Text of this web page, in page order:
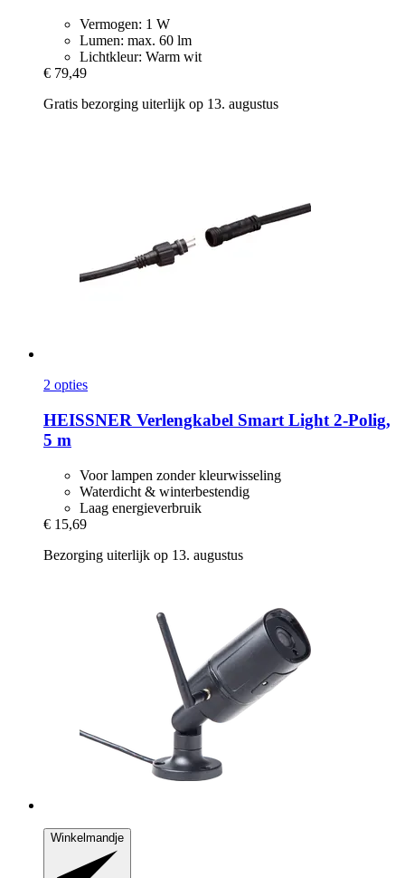
Vermogen: 1 W
Lumen: max. 60 lm
Lichtkleur: Warm wit
€ 79,49
Gratis bezorging uiterlijk op 13. augustus
2 opties
HEISSNER Verlengkabel Smart Light 2-​Polig,
5 m
Voor lampen zonder kleurwisseling
Waterdicht & winterbestendig
Laag energieverbruik
€ 15,69
Bezorging uiterlijk op 13. augustus
Winkelmandje